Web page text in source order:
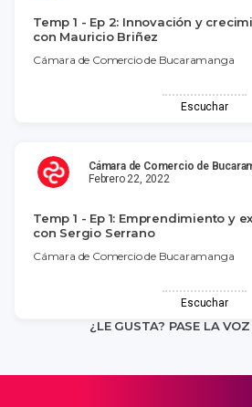
Temp 1 - Ep 2: Innovación y
con Mauricio Briñez
Cámara de Comercio de Bucaramanga
Escuchar
Cámara de Comercio de
Febrero 22, 2022
Temp 1 - Ep 1: Emprendimiento y
con Sergio Serrano
Cámara de Comercio de Bucaramanga
Escuchar
¿LE GUSTA? PASE LA VOZ